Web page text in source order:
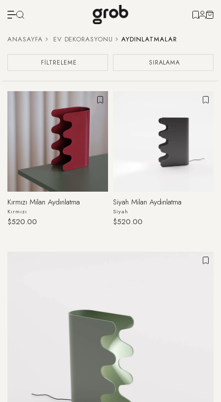
ANASAYFA EV DEKORASYONU AYDINLATMALAR
FILTRELEME SIRALAMA
Kırmızı Milan Aydınlatma
Kırmızı
$520.00
Siyah Milan Aydınlatma
Siyah
$520.00